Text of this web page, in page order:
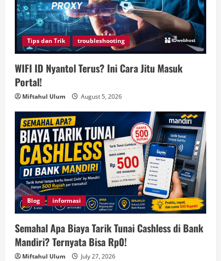
Tips dan Trik troubleshooting
WIFI ID Nyantol Terus? Ini Cara Jitu Masuk
Portal!
Miftahul Ulum August 5, 2026
Blog informasi
Semahal Apa Biaya Tarik Tunai Cashless di Bank
Mandiri? Ternyata Bisa Rp0!
Miftahul Ulum July 27, 2026